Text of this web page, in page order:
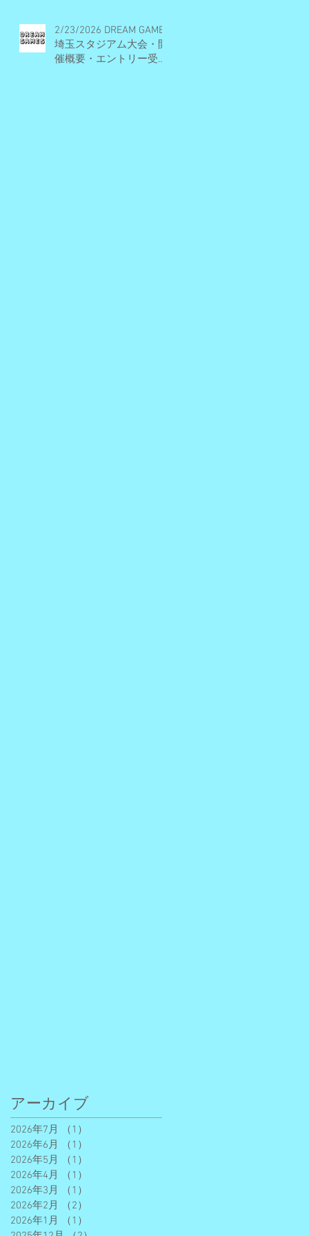
2/23/2026 DREAM GAMES
埼玉スタジアム大会・開
催概要・エントリー受付
アーカイブ
2026年7月 （1）
2026年6月
（1）
2026年5月
（1）
2026年4月
（1）
2026年3月
（1）
2026年2月
（2）
2026年1月
（1）